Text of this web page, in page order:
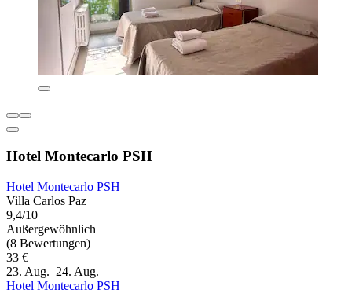
Hotel Montecarlo PSH
Hotel Montecarlo PSH
Villa Carlos Paz
9,4/10
Außergewöhnlich
(8 Bewertungen)
33 €
23. Aug.–24. Aug.
Hotel Montecarlo PSH